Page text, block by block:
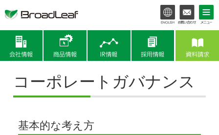
商品情報
コーポレートガバナンス
基本的な考え方